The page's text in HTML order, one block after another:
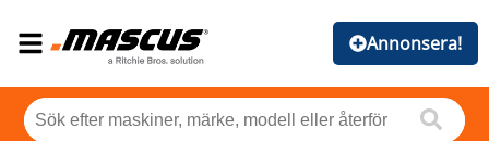
Annonsera!